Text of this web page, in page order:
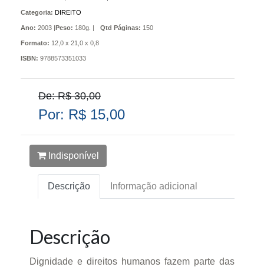
Categoria: DIREITO
Ano: 2003 | Peso: 180g. | Qtd Páginas: 150
Formato: 12,0 x 21,0 x 0,8
ISBN: 9788573351033
De: R$ 30,00
Por: R$ 15,00
Indisponível
Descrição Informação adicional
Descrição
Dignidade e direitos humanos fazem parte das